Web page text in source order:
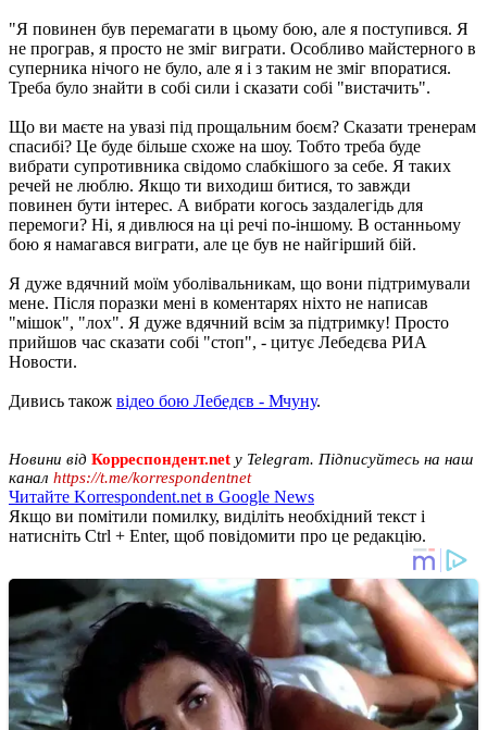
"Я повинен був перемагати в цьому бою, але я поступився. Я
не програв, я просто не зміг виграти. Особливо майстерного в
суперника нічого не було, але я і з таким не зміг впоратися.
Треба було знайти в собі сили і сказати собі "вистачить".
Що ви маєте на увазі під прощальним боєм? Сказати тренерам
спасибі? Це буде більше схоже на шоу. Тобто треба буде
вибрати супротивника свідомо слабкішого за себе. Я таких
речей не люблю. Якщо ти виходиш битися, то завжди
повинен бути інтерес. А вибрати когось заздалегідь для
перемоги? Ні, я дивлюся на ці речі по-іншому. В останньому
бою я намагався виграти, але це був не найгірший бій.
Я дуже вдячний моїм уболівальникам, що вони підтримували
мене. Після поразки мені в коментарях ніхто не написав
"мішок", "лох". Я дуже вдячний всім за підтримку! Просто
прийшов час сказати собі "стоп", - цитує Лебедєва РИА
Новости.
Дивись також відео бою Лебедєв - Мчуну.
Новини від Корреспондент.net у Telegram. Підписуйтесь на наш
канал https://t.me/korrespondentnet
Читайте Korrespondent.net в Google News
Якщо ви помітили помилку, виділіть необхідний текст і
натисніть Ctrl + Enter, щоб повідомити про це редакцію.